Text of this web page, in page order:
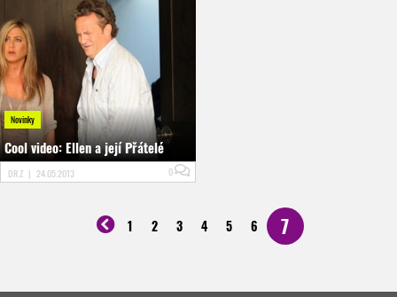
Novinky
Cool video: Ellen a její Přátelé
DR.Z | 24.05.2013 0
1 2 3 4 5 6 7